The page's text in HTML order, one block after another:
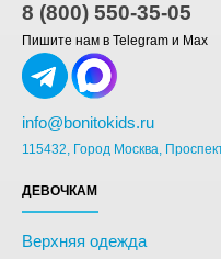
8 (800) 550-35-05
Пишите нам в Telegram и Max
info@bonitokids.ru
115432, Город Москва,
ДЕВОЧКАМ
Верхняя одежда